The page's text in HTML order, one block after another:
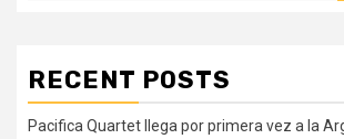
RECENT POSTS
Pacifica Quartet llega por primera vez a la